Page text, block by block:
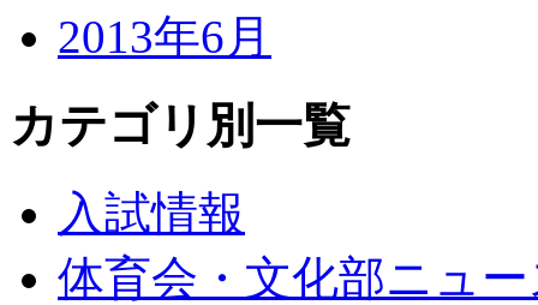
2013年6月
カテゴリ別一覧
入試情報
体育会・文化部ニュ